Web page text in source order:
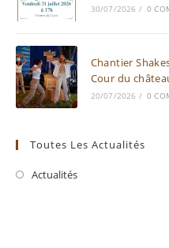
30/07/2026 / 0
Chantier
Cour du
20/07/2026 / 0
Toutes Les Actualités
Actualités